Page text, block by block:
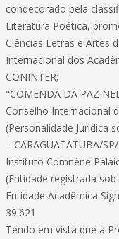
condecorado pela
Literatura Poética,
Ciências Letras e Artes
Internacional dos
CONINTER;
"COMENDA DA PAZ
Conselho Internacional
(Personalidade Jurídica
– CARAGUATATUBA/
Instituto Comnène
(Entidade registrada
Entidade Acadêmica
39.621
Tendo em vista que a